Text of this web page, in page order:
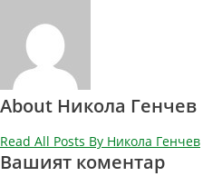
About Никола Генчев
Read All Posts By Никола Генчев
Вашият коментар